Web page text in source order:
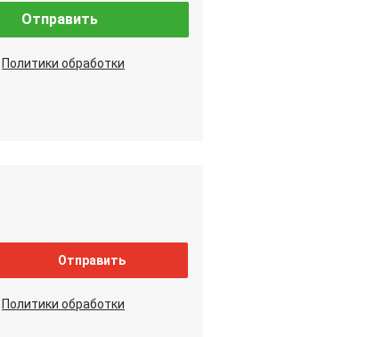
Отправить
Политики обработки
Отправить
Политики обработки